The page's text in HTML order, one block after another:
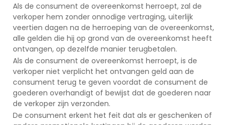
Als de consument de overeenkomst herroept, zal de
verkoper hem zonder onnodige vertraging, uiterlijk
veertien dagen na de herroeping van de overeenkomst,
alle gelden die hij op grond van de overeenkomst heeft
ontvangen, op dezelfde manier terugbetalen.
Als de consument de overeenkomst herroept, is de
verkoper niet verplicht het ontvangen geld aan de
consument terug te geven voordat de consument de
goederen overhandigt of bewijst dat de goederen naar
de verkoper zijn verzonden.
De consument erkent het feit dat als er geschenken of